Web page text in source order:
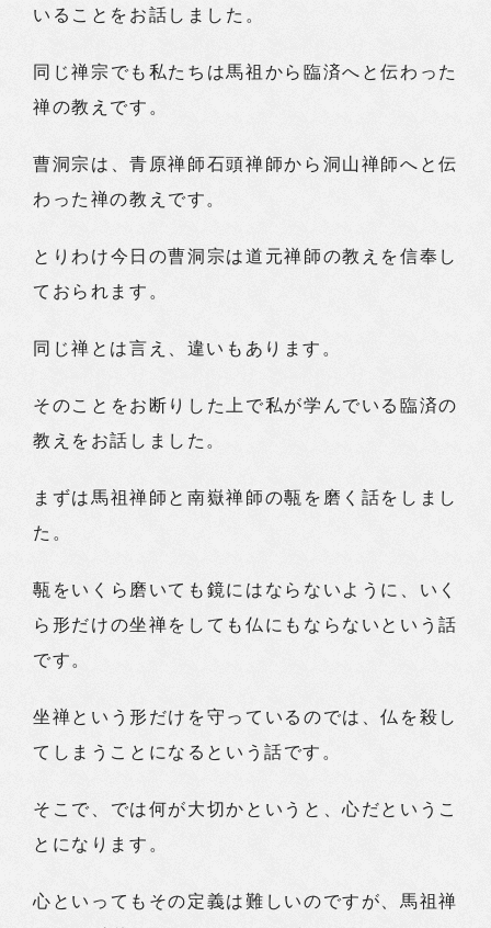
いることをお話しました。
同じ禅宗でも私たちは馬祖から臨済へと伝わった
禅の教えです。
曹洞宗は、青原禅師石頭禅師から洞山禅師へと伝
わった禅の教えです。
とりわけ今日の曹洞宗は道元禅師の教えを信奉し
ておられます。
同じ禅とは言え、違いもあります。
そのことをお断りした上で私が学んでいる臨済の
教えをお話しました。
まずは馬祖禅師と南嶽禅師の甎を磨く話をしまし
た。
甎をいくら磨いても鏡にはならないように、いく
ら形だけの坐禅をしても仏にもならないという話
です。
坐禅という形だけを守っているのでは、仏を殺し
てしまうことになるという話です。
そこで、では何が大切かというと、心だというこ
とになります。
心といってもその定義は難しいのですが、馬祖禅